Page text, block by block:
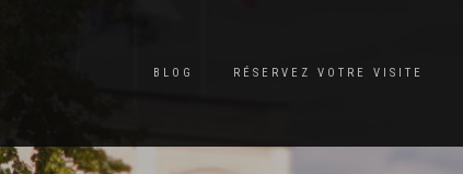
BLOG RÉSERVEZ VOTRE VISITE